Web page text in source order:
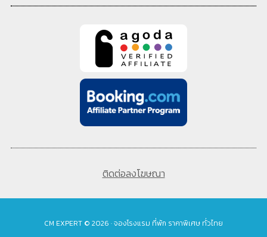
ติดต่อลงโฆษณา
CM EXPERT © 2026 · จองโรงแรม ที่พัก ราคาพิเศษ ทั่วไทย